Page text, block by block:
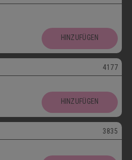
HINZUFÜGEN
4177
HINZUFÜGEN
3835